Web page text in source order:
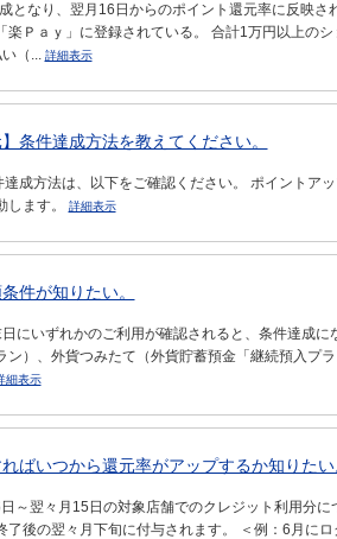
となり、翌月16日からのポイント還元率に反映さ
Ｐａｙ」に登録されている。 合計1万円以上の
（... 詳細表示
条件達成方法を教えてください。
成方法は、以下をご確認ください。 ポイントア
します。
詳細表示
件が知りたい。
にいずれかのご利用が確認されると、条件達成に
）、外貨つみたて（外貨貯蓄預金「継続預入プ
細表示
ばいつから還元率がアップするか知りたい
～翌々月15日の対象店舗でのクレジット利用分に
後の翌々月下旬に付与されます。 ＜例：6月に